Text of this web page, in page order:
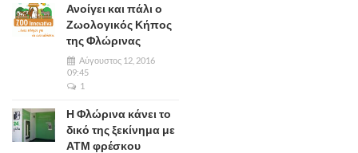
Ανοίγει και πάλι ο
Ζωολογικός Κήπος
της Φλώρινας
Αύγουστος 12, 2016
09:45
1
Η Φλώρινα κάνει το
δικό της ξεκίνημα με
ΑΤΜ φρέσκου